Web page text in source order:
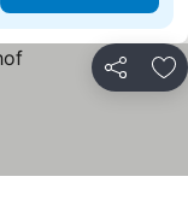
Teilen